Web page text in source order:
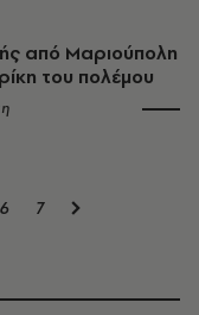
από Μαριούπολη
του πολέμου
6 7